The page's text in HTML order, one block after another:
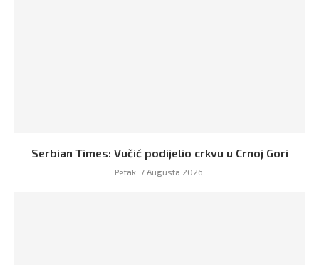
Serbian Times: Vučić podijelio crkvu u Crnoj Gori
Petak, 7 Augusta 2026,